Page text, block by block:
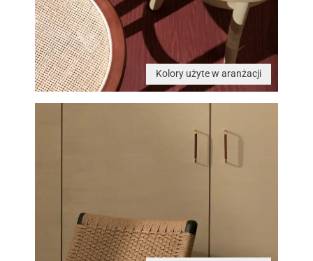
Kolory użyte w aranżacji